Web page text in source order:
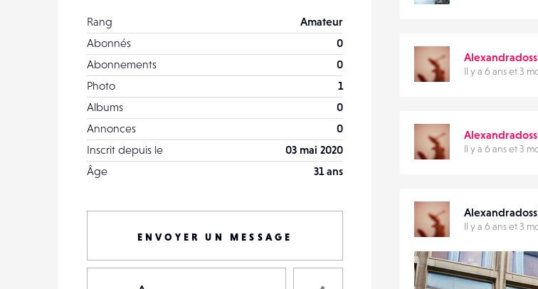
Rang
Amateur
Abonnés
0
Abonnements
0
Photo
1
Albums
0
Annonces
0
Inscrit depuis le
03 mai 2020
Âge
31 ans
ENVOYER UN MESSAGE
Il y a 6 ans et 3
Il y a 6 ans et 3
Il y a 6 ans et 3